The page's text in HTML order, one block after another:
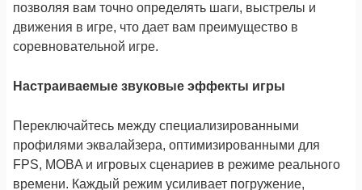
позволяя вам точно определять шаги, выстрелы и
движения в игре, что дает вам преимущество в
соревновательной игре.
Настраиваемые звуковые эффекты игры
Переключайтесь между специализированными
профилями эквалайзера, оптимизированными для
FPS, MOBA и игровых сценариев в режиме реального
времени. Каждый режим усиливает погружение,